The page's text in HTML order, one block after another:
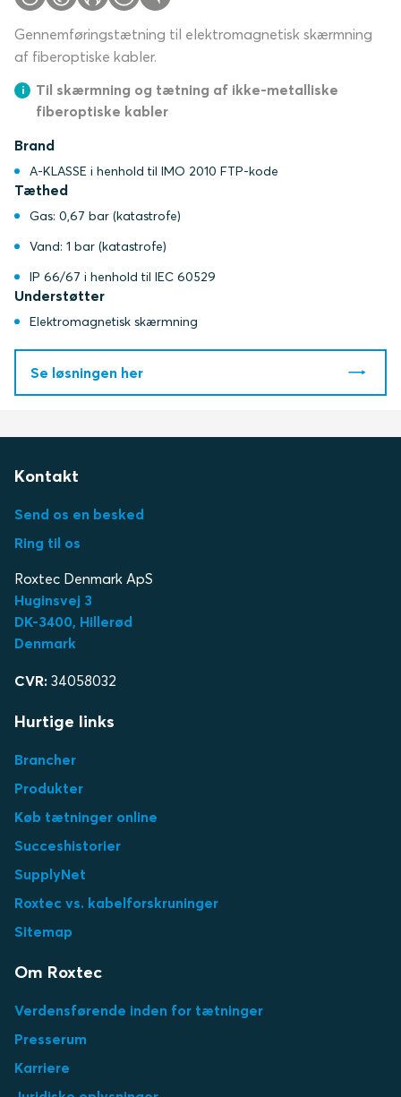
Gennemføringstætning til elektromagnetisk skærmning
af fiberoptiske kabler.
Til skærmning og tætning af ikke-metalliske
fiberoptiske kabler
Brand
A-KLASSE i henhold til IMO 2010 FTP-kode
Tæthed
Gas: 0,67 bar (katastrofe)
Vand: 1 bar (katastrofe)
IP 66/67 i henhold til IEC 60529
Understøtter
Elektromagnetisk skærmning
Se løsningen her
Kontakt
Send os en besked
Ring til os
Roxtec Denmark ApS
Huginsvej 3
DK-3400, Hillerød
Denmark
CVR: 34058032
Hurtige links
Brancher
Produkter
Køb tætninger online
Succeshistorier
SupplyNet
Roxtec vs. kabelforskruninger
Sitemap
Om Roxtec
Verdensførende inden for tætninger
Presserum
Karriere